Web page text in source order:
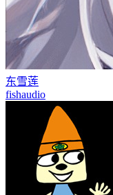
东雪莲
fishaudio